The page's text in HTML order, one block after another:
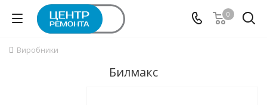
0
Виробники
Билмакс